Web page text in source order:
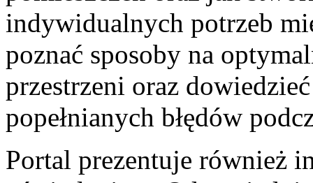
indywidualnych potrzeb
poznać sposoby na
przestrzeni oraz
popełnianych błędów
Portal prezentuje również